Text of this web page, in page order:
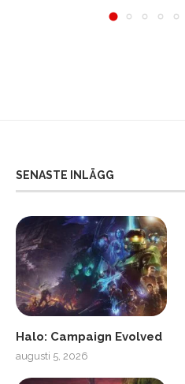
SENASTE INLÄGG
Halo: Campaign Evolved
augusti 5, 2026